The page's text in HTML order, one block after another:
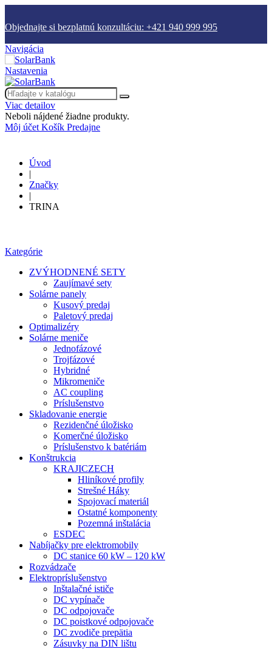
Objednajte si bezplatnú konzultáciu: +421 940 999 995
Navigácia
Nastavenia
Viac detailov
Neboli nájdené žiadne produkty.
Môj účet Košík Predajne
Úvod
|
Značky
|
TRINA
Kategórie
ZVÝHODNENÉ SETY
Zaujímavé sety
Solárne panely
Kusový predaj
Paletový predaj
Optimalizéry
Solárne meniče
Jednofázové
Trojfázové
Hybridné
Mikromeniče
AC coupling
Príslušenstvo
Skladovanie energie
Rezidenčné úložisko
Komerčné úložisko
Príslušenstvo k batériám
Konštrukcia
KRAJICZECH
Hliníkové profily
Strešné Háky
Spojovací materiál
Ostatné komponenty
Pozemná inštalácia
ESDEC
Nabíjačky pre elektromobily
DC stanice 60 kW – 120 kW
Rozvádzače
Elektropríslušenstvo
Inštalačné ističe
DC vypínače
DC odpojovače
DC poistkové odpojovače
DC zvodiče prepätia
Zásuvky na DIN lištu